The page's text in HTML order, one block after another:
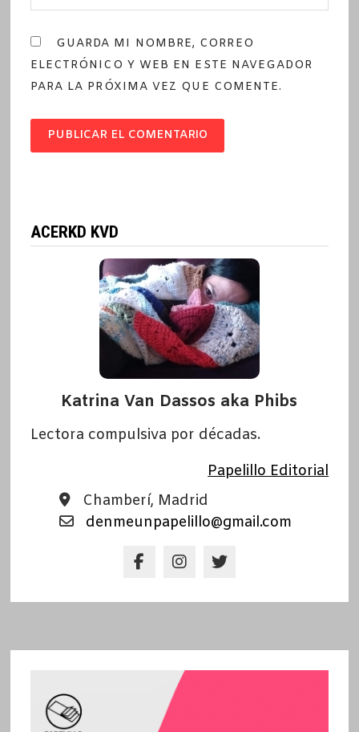
GUARDA MI NOMBRE, CORREO
ELECTRÓNICO Y WEB EN ESTE NAVEGADOR
PARA LA PRÓXIMA VEZ QUE COMENTE.
ACERKD KVD
Katrina Van Dassos aka Phibs
Lectora compulsiva por décadas.
Papelillo Editorial
Chamberí, Madrid
denmeunpapelillo@gmail.com